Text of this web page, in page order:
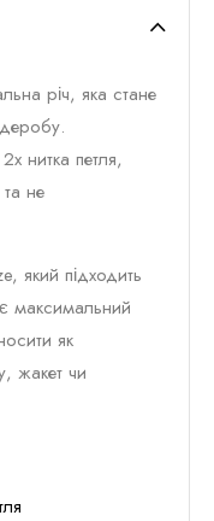
річ, яка стане
нитка петля,
не
який підходить
максимальний
як
жакет чи